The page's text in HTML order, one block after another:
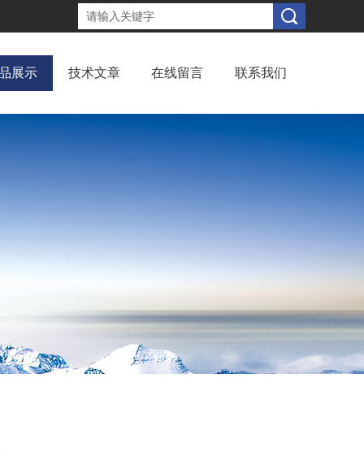
展示 技术文章 在线留言 联系我们